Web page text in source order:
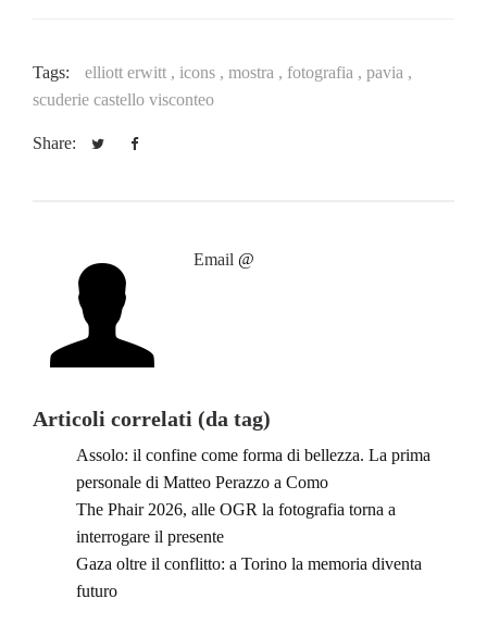
Tags: elliott erwitt , icons , mostra , fotografia , pavia ,
scuderie castello visconteo
Share:
Email @
Articoli correlati (da tag)
Assolo: il confine come forma di bellezza. La prima
personale di Matteo Perazzo a Como
The Phair 2026, alle OGR la fotografia torna a
interrogare il presente
Gaza oltre il conflitto: a Torino la memoria diventa
futuro